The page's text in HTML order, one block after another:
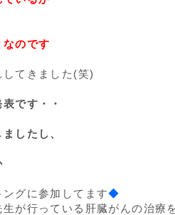
のです
してきました(笑)
です・・
したし、
ングに参加してます◆
が行っている肝臓がんの治療